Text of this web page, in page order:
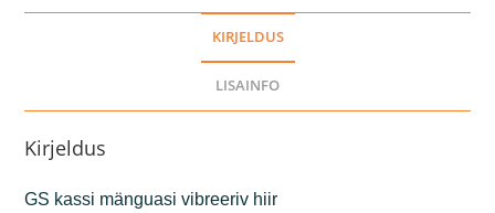
KIRJELDUS
LISAINFO
Kirjeldus
GS kassi mänguasi vibreeriv hiir